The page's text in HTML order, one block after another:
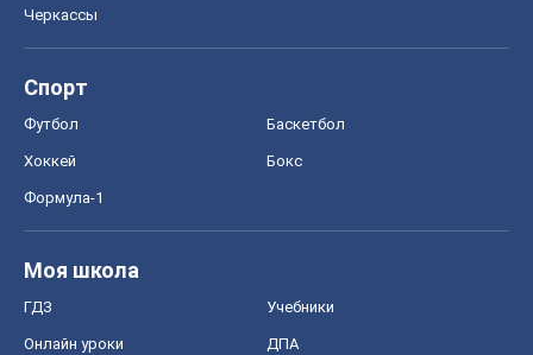
Черкассы
Спорт
Футбол Баскетбол
Хоккей Бокс
Формула-1
Моя школа
ГДЗ Учебники
Онлайн уроки ДПА